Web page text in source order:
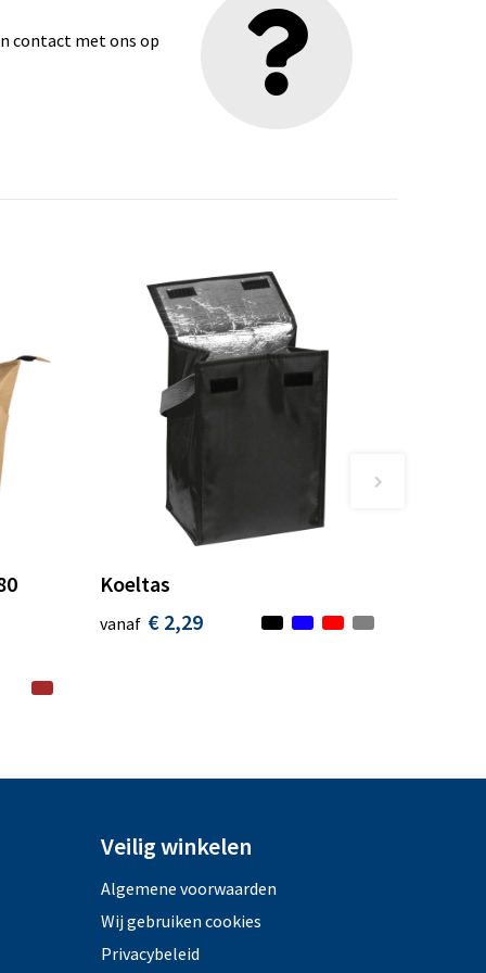
contact met ons op
Koeltas
vanaf € 2,29
Veilig winkelen
Algemene voorwaarden
Wij gebruiken cookies
Privacybeleid